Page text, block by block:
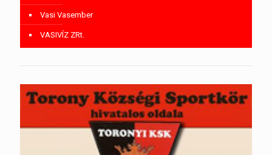
Vasi Vasember
VASIVÍZ ZRt.